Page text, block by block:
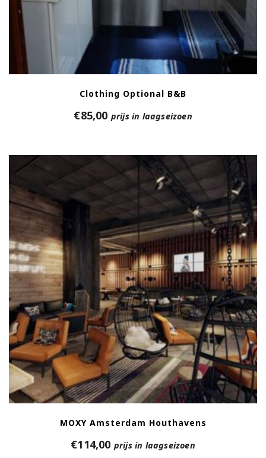
Clothing Optional B&B
€85,00 prijs in laagseizoen
MOXY Amsterdam Houthavens
€114,00 prijs in laagseizoen